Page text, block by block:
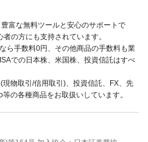
富な無料ツールと安心のサポートで
の方にも支持されています。
ら手数料0円、その他商品の手数料も業
での日本株、米国株、投資信託はすべ
物取引/信用取引)、投資信託、FX、先
の各種商品をお取扱いしています。